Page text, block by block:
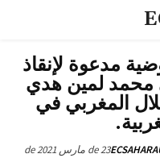
مدعوة لإنقاذ
محمد لمين هدي
المغربي في
23 de مارس de 2021